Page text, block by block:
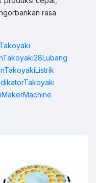
rasa
dan bantuan.